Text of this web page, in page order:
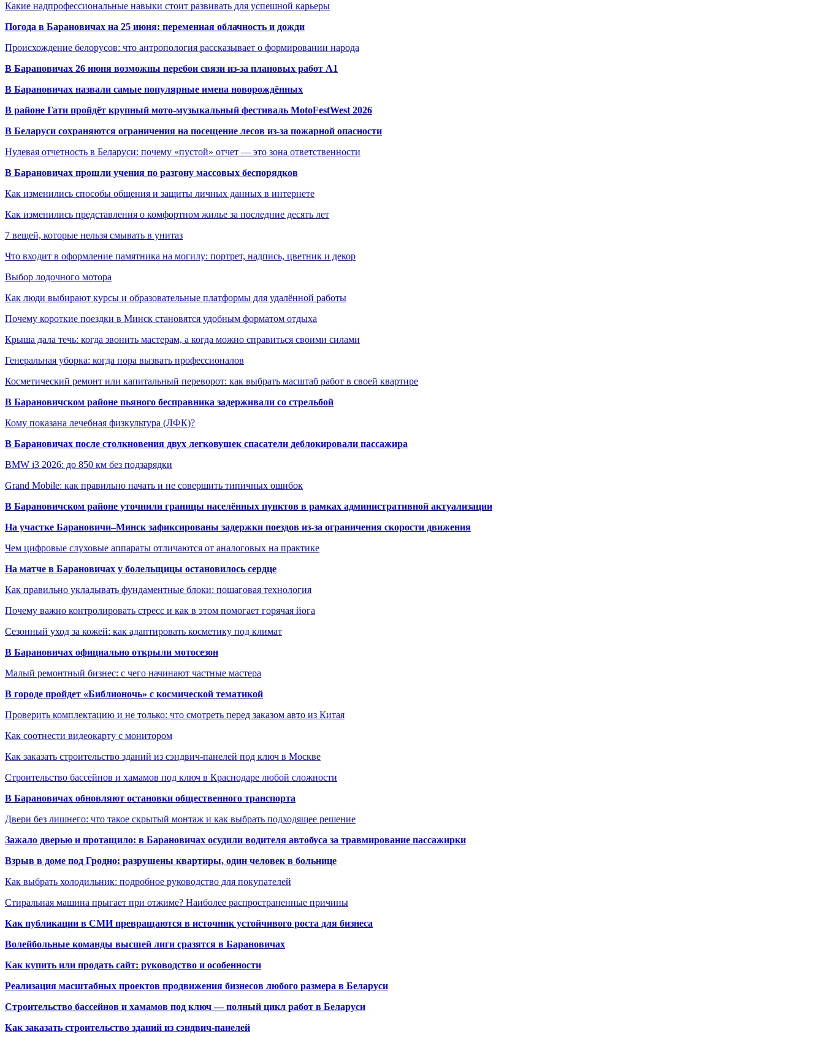
Какие надпрофессиональные навыки стоит развивать для успешной карьеры
Погода в Барановичах на 25 июня: переменная облачность и дожди
Происхождение белорусов: что антропология рассказывает о формировании народа
В Барановичах 26 июня возможны перебои связи из-за плановых работ A1
В Барановичах назвали самые популярные имена новорождённых
В районе Гати пройдёт крупный мото-музыкальный фестиваль MotoFestWest 2026
В Беларуси сохраняются ограничения на посещение лесов из-за пожарной опасности
Нулевая отчетность в Беларуси: почему «пустой» отчет — это зона ответственности
В Барановичах прошли учения по разгону массовых беспорядков
Как изменились способы общения и защиты личных данных в интернете
Как изменились представления о комфортном жилье за последние десять лет
7 вещей, которые нельзя смывать в унитаз
Что входит в оформление памятника на могилу: портрет, надпись, цветник и декор
Выбор лодочного мотора
Как люди выбирают курсы и образовательные платформы для удалённой работы
Почему короткие поездки в Минск становятся удобным форматом отдыха
Крыша дала течь: когда звонить мастерам, а когда можно справиться своими силами
Генеральная уборка: когда пора вызвать профессионалов
Косметический ремонт или капитальный переворот: как выбрать масштаб работ в своей квартире
В Барановичском районе пьяного бесправника задерживали со стрельбой
Кому показана лечебная физкультура (ЛФК)?
В Барановичах после столкновения двух легковушек спасатели деблокировали пассажира
BMW i3 2026: до 850 км без подзарядки
Grand Mobile: как правильно начать и не совершить типичных ошибок
В Барановичском районе уточнили границы населённых пунктов в рамках административной актуализации
На участке Барановичи–Минск зафиксированы задержки поездов из-за ограничения скорости движения
Чем цифровые слуховые аппараты отличаются от аналоговых на практике
На матче в Барановичах у болельщицы остановилось сердце
Как правильно укладывать фундаментные блоки: пошаговая технология
Почему важно контролировать стресс и как в этом помогает горячая йога
Сезонный уход за кожей: как адаптировать косметику под климат
В Барановичах официально открыли мотосезон
Малый ремонтный бизнес: с чего начинают частные мастера
В городе пройдет «Библионочь» с космической тематикой
Проверить комплектацию и не только: что смотреть перед заказом авто из Китая
Как соотнести видеокарту с монитором
Как заказать строительство зданий из сэндвич-панелей под ключ в Москве
Строительство бассейнов и хамамов под ключ в Краснодаре любой сложности
В Барановичах обновляют остановки общественного транспорта
Двери без лишнего: что такое скрытый монтаж и как выбрать подходящее решение
Зажало дверью и протащило: в Барановичах осудили водителя автобуса за травмирование пассажирки
Взрыв в доме под Гродно: разрушены квартиры, один человек в больнице
Как выбрать холодильник: подробное руководство для покупателей
Стиральная машина прыгает при отжиме? Наиболее распространенные причины
Как публикации в СМИ превращаются в источник устойчивого роста для бизнеса
Волейбольные команды высшей лиги сразятся в Барановичах
Как купить или продать сайт: руководство и особенности
Реализация масштабных проектов продвижения бизнесов любого размера в Беларуси
Строительство бассейнов и хамамов под ключ — полный цикл работ в Беларуси
Как заказать строительство зданий из сэндвич-панелей